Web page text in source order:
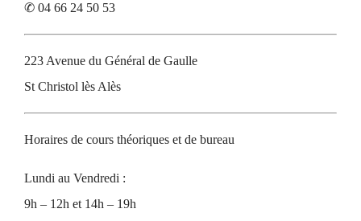
✆ 04 66 24 50 53
223 Avenue du Général de Gaulle
St Christol lès Alès
Horaires de cours théoriques et de bureau
Lundi au Vendredi :
9h – 12h et 14h – 19h